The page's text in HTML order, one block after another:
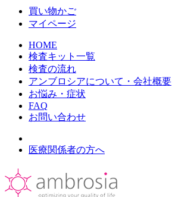
買い物かご
マイページ
HOME
検査キット一覧
検査の流れ
アンブロシアについて・会社概要
お悩み・症状
FAQ
お問い合わせ
医療関係者の方へ